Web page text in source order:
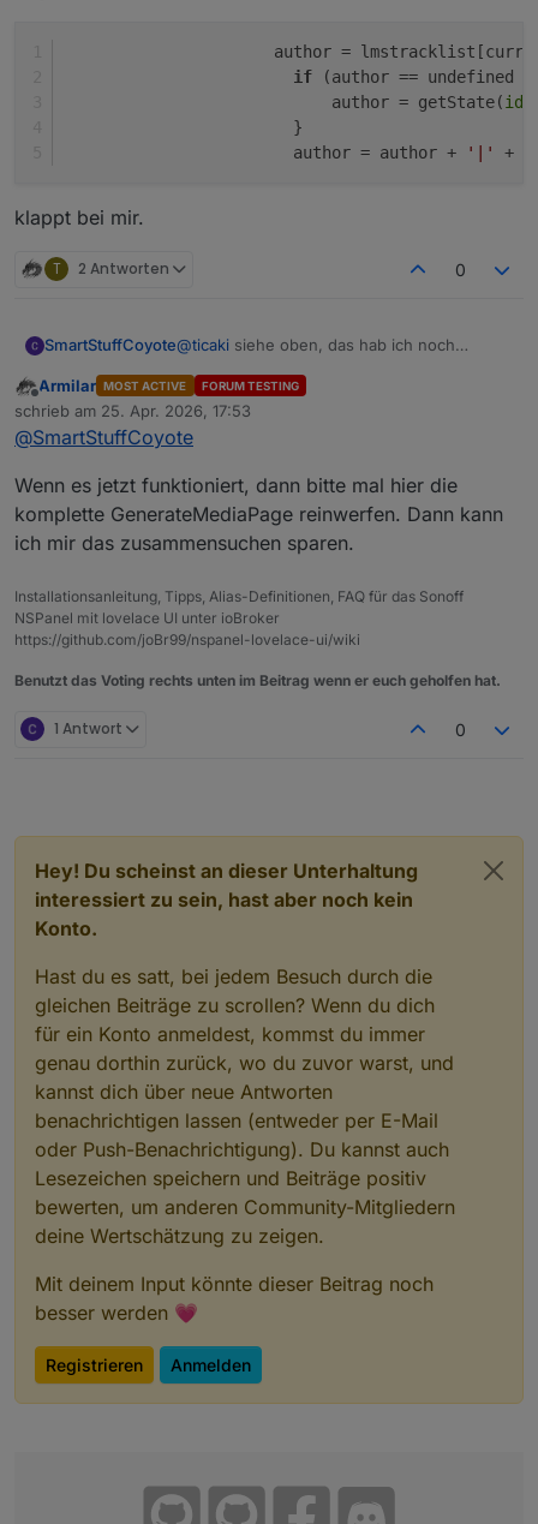
author =
if (author == undefined
                            author = getState(
id
                        }
                        author = author +
'|' +
klappt bei mir.
T 2 Antworten 0
SmartStuffCoyote@ticaki siehe oben, das hab ich noch
".SqueezePlay." im Datenpunkt-Pfad ist
falsch. Das existiert schlicht nicht.
Hab aber immer noch mein "undefined".
heul
author =
author = getState(id +
Das kann aber auch nicht klappen, author
wird ja zugewiesen und kann nnicht
undefined sein.
author =
if (author
                        }
Offline
Armilar MOST ACTIVE FORUM TESTING
schrieb am 25. Apr. 2026, 17:53
zuletzt editiert von
@SmartStuffCoyote
Wenn es jetzt funktioniert, dann bitte mal hier die
komplette GenerateMediaPage reinwerfen. Dann kann
ich mir das zusammensuchen sparen.
Installationsanleitung, Tipps, Alias-Definitionen, FAQ für das Sonoff
NSPanel mit lovelace UI unter ioBroker
https://github.com/joBr99/nspanel-lovelace-ui/wiki
Benutzt das Voting rechts unten im Beitrag wenn er euch geholfen hat.
1 Antwort 0
Hey! Du scheinst an dieser Unterhaltung
interessiert zu sein, hast aber noch kein
Konto.
Hast du es satt, bei jedem Besuch durch die
gleichen Beiträge zu scrollen? Wenn du dich
für ein Konto anmeldest, kommst du immer
genau dorthin zurück, wo du zuvor warst, und
kannst dich über neue Antworten
benachrichtigen lassen (entweder per E-Mail
oder Push-Benachrichtigung). Du kannst auch
Lesezeichen speichern und Beiträge positiv
bewerten, um anderen Community-Mitgliedern
deine Wertschätzung zu zeigen.
Mit deinem Input könnte dieser Beitrag noch
besser werden 💗
Registrieren Anmelden